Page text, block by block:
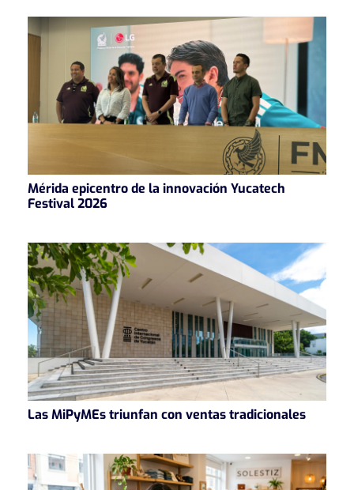
Mérida epicentro de la innovación Yucatech
Festival 2026
Las MiPyMEs triunfan con ventas tradicionales